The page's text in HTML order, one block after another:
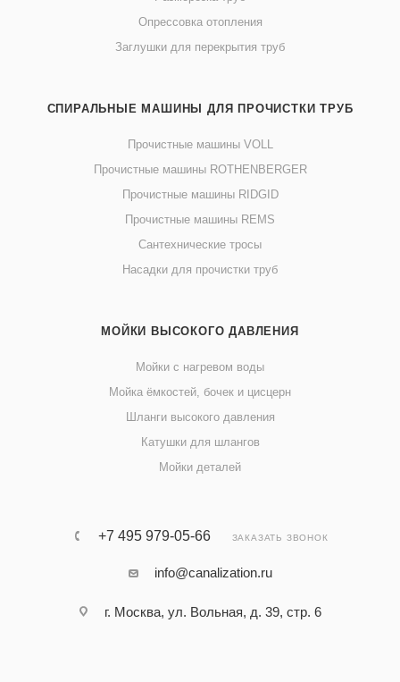
Опрессовка отопления
Заглушки для перекрытия труб
СПИРАЛЬНЫЕ МАШИНЫ ДЛЯ ПРОЧИСТКИ ТРУБ
Прочистные машины VOLL
Прочистные машины ROTHENBERGER
Прочистные машины RIDGID
Прочистные машины REMS
Сантехнические тросы
Насадки для прочистки труб
МОЙКИ ВЫСОКОГО ДАВЛЕНИЯ
Мойки с нагревом воды
Мойка ёмкостей, бочек и цисцерн
Шланги высокого давления
Катушки для шлангов
Мойки деталей
+7 495 979-05-66 ЗАКАЗАТЬ ЗВОНОК
info@canalization.ru
г. Москва, ул. Вольная, д. 39, стр. 6